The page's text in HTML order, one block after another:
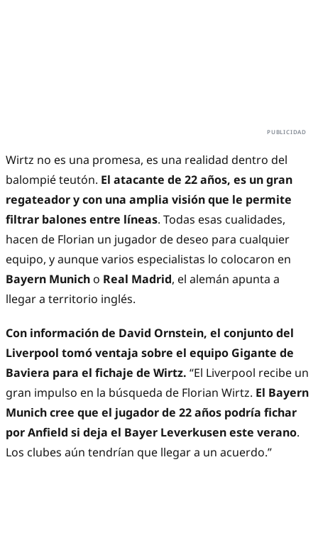
Wirtz no es una promesa, es una realidad dentro del
balompié teutón. El atacante de 22 años, es un gran
regateador y con una amplia visión que le permite
filtrar balones entre líneas. Todas esas cualidades,
hacen de Florian un jugador de deseo para cualquier
equipo, y aunque varios especialistas lo colocaron en
Bayern Munich o Real Madrid, el alemán apunta a
llegar a territorio inglés.
Con información de David Ornstein, el conjunto del
Liverpool tomó ventaja sobre el equipo Gigante de
Baviera para el fichaje de Wirtz. “El Liverpool recibe un
gran impulso en la búsqueda de Florian Wirtz. El Bayern
Munich cree que el jugador de 22 años podría fichar
por Anfield si deja el Bayer Leverkusen este verano.
Los clubes aún tendrían que llegar a un acuerdo.”